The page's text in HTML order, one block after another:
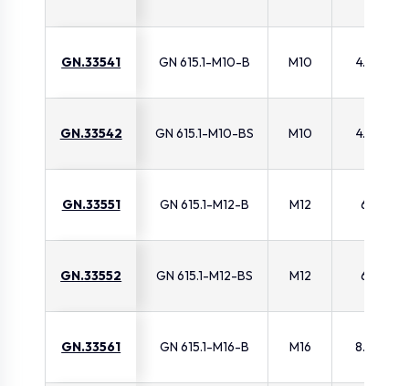
GN.33541 GN 615.1-M10-B M10 4.5
GN.33542 GN 615.1-M10-BS M10 4.5
GN.33551 GN 615.1-M12-B M12 6
GN.33552 GN 615.1-M12-BS M12 6
GN.33561 GN 615.1-M16-B M16 8.5